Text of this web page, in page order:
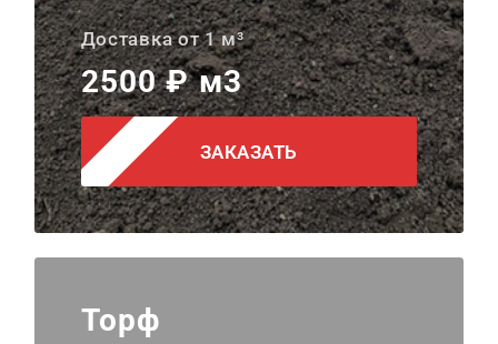
Доставка от 1 м³
2500 ₽ м3
ЗАКАЗАТЬ
Торф